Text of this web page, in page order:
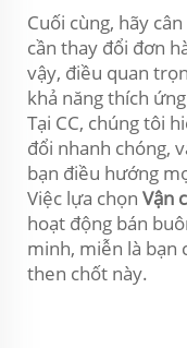
Cuối cùng, hãy
cần thay đổi đơn
vậy, điều quan
khả năng thích
Tại CC, chúng tôi
đổi nhanh chóng,
bạn điều hướng
Việc lựa chọn Vận
hoạt động bán
minh, miễn là bạn
then chốt này.